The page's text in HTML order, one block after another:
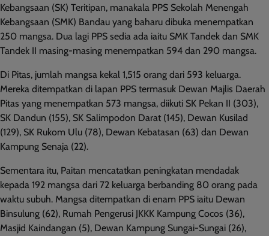
Kebangsaan (SK) Teritipan, manakala PPS Sekolah Menengah
Kebangsaan (SMK) Bandau yang baharu dibuka menempatkan
250 mangsa. Dua lagi PPS sedia ada iaitu SMK Tandek dan SMK
Tandek II masing-masing menempatkan 594 dan 290 mangsa.
Di Pitas, jumlah mangsa kekal 1,515 orang dari 593 keluarga.
Mereka ditempatkan di lapan PPS termasuk Dewan Majlis Daerah
Pitas yang menempatkan 573 mangsa, diikuti SK Pekan II (303),
SK Dandun (155), SK Salimpodon Darat (145), Dewan Kusilad
(129), SK Rukom Ulu (78), Dewan Kebatasan (63) dan Dewan
Kampung Senaja (22).
Sementara itu, Paitan mencatatkan peningkatan mendadak
kepada 192 mangsa dari 72 keluarga berbanding 80 orang pada
waktu subuh. Mangsa ditempatkan di enam PPS iaitu Dewan
Binsulung (62), Rumah Pengerusi JKKK Kampung Cocos (36),
Masjid Kaindangan (5), Dewan Kampung Sungai-Sungai (26),